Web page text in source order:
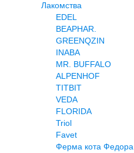
Лакомства
EDEL
BEAPHAR.
GREENQZIN
INABA
MR. BUFFALO
ALPENHOF
TITBIT
VEDA
FLORIDA
Triol
Favet
Ферма кота Федора